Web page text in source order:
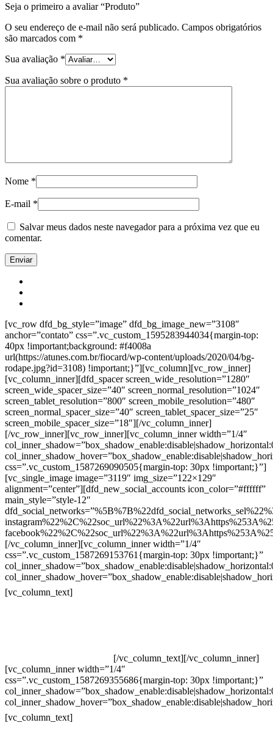
Seja o primeiro a avaliar “Produto”
O seu endereço de e-mail não será publicado. Campos obrigatórios
são marcados com *
Sua avaliação *
Sua avaliação sobre o produto *
Nome *
E-mail *
Salvar meus dados neste navegador para a próxima vez que eu
comentar.
[vc_row dfd_bg_style=”image” dfd_bg_image_new=”3108″
anchor=”contato” css=”.vc_custom_1595283944034{margin-top:
40px !important;background: #f4008a
url(https://atunes.com.br/fiocard/wp-content/uploads/2020/04/bg-
rodape.jpg?id=3108) !important;}”][vc_column][vc_row_inner]
[vc_column_inner][dfd_spacer screen_wide_resolution=”1280″
screen_wide_spacer_size=”40″ screen_normal_resolution=”1024″
screen_tablet_resolution=”800″ screen_mobile_resolution=”480″
screen_normal_spacer_size=”40″ screen_tablet_spacer_size=”25″
screen_mobile_spacer_size=”18″][/vc_column_inner]
[/vc_row_inner][vc_row_inner][vc_column_inner width=”1/4″
css=”.vc_custom_1587269090505{margin-top: 30px !important;}”]
[vc_single_image image=”3119″ img_size=”122×129″
alignment=”center”][dfd_new_social_accounts icon_color=”#ffffff”
main_style=”style-12″
[/vc_column_inner][vc_column_inner width=”1/4″
css=”.vc_custom_1587269153761{margin-top: 30px !important;}”
[vc_column_text]
[/vc_column_text][/vc_column_inner]
[vc_column_inner width=”1/4″
css=”.vc_custom_1587269355686{margin-top: 30px !important;}”
[vc_column_text]